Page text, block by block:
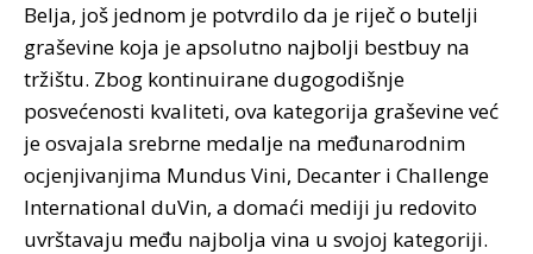
Belja, još jednom je potvrdilo da je riječ o butelji
graševine koja je apsolutno najbolji bestbuy na
tržištu. Zbog kontinuirane dugogodišnje
posvećenosti kvaliteti, ova kategorija graševine već
je osvajala srebrne medalje na međunarodnim
ocjenjivanjima Mundus Vini, Decanter i Challenge
International duVin, a domaći mediji ju redovito
uvrštavaju među najbolja vina u svojoj kategoriji.